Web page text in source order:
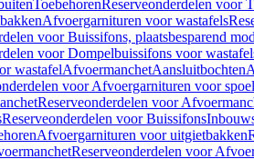
ToebehorenReserveonderdelen voor
Afvoergarnituren voor wastafels
voor Buissifons, plaatsbesparend
voor Dompelbuissifons voor
wastafelAfvoermanchetAansluitbochten
voor Afvoergarnituren voor
Reserveonderdelen voor
Reserveonderdelen voor Buissifons
Afvoergarnituren voor uitgietbakken
Reserveonderdelen voor